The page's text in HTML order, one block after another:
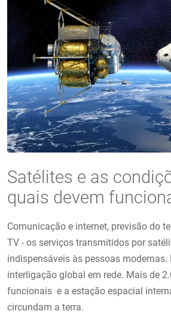
Satélites e as
quais devem
Comunicação e internet, previsão do
TV - os serviços transmitidos por
indispensáveis às pessoas modernas.
interligação global em rede. Mais de
funcionais e a estação espacial
circundam a terra.